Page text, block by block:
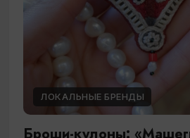
ЛОКАЛЬНЫЕ БРЕНДЫ